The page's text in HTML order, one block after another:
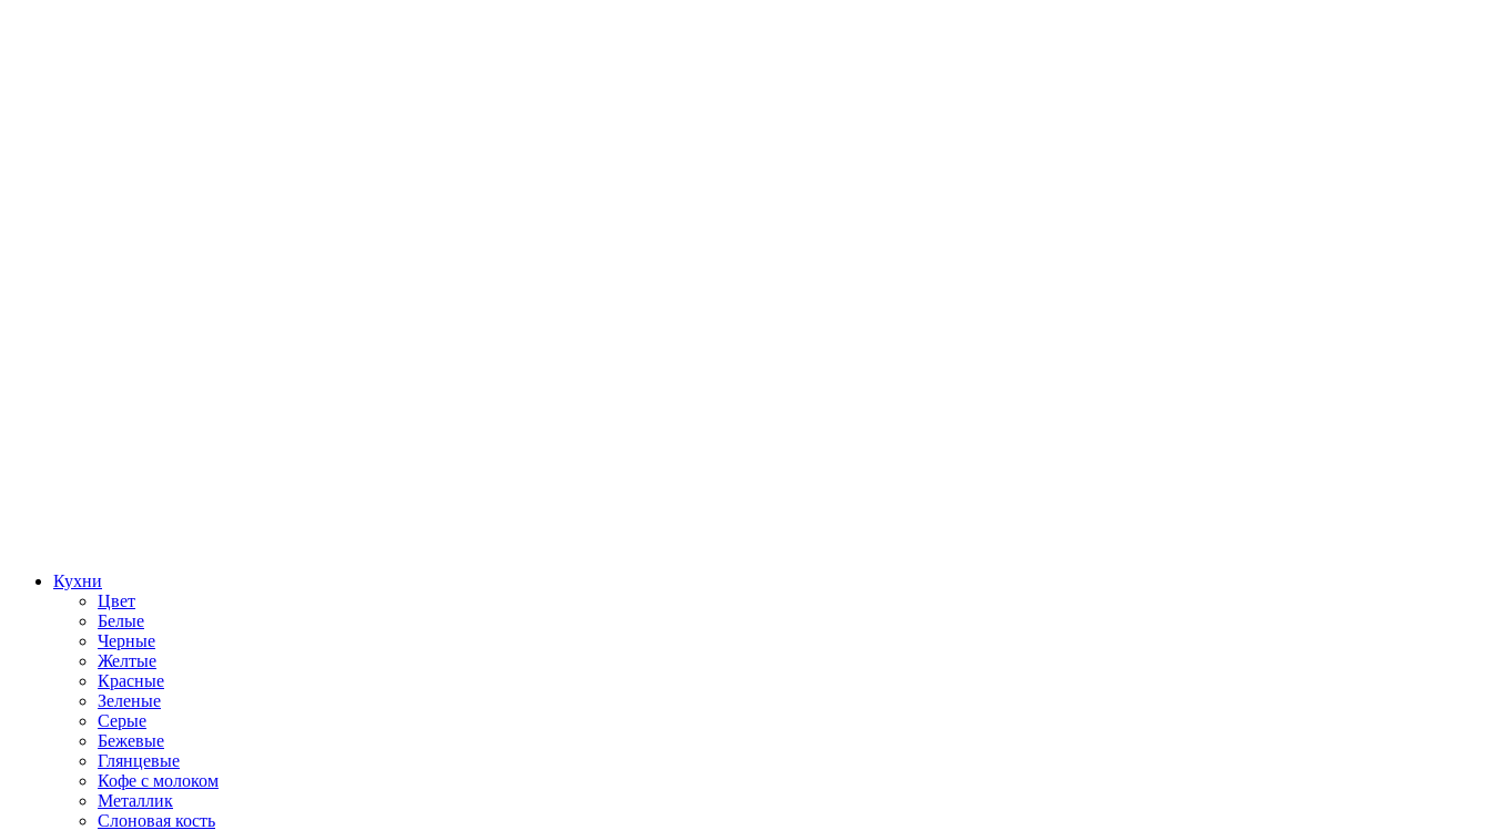
Кухни
Цвет
Белые
Черные
Желтые
Красные
Зеленые
Серые
Бежевые
Глянцевые
Кофе с молоком
Металлик
Слоновая кость